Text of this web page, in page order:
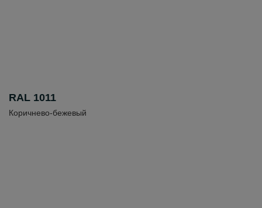
RAL 1011
Коричнево-бежевый